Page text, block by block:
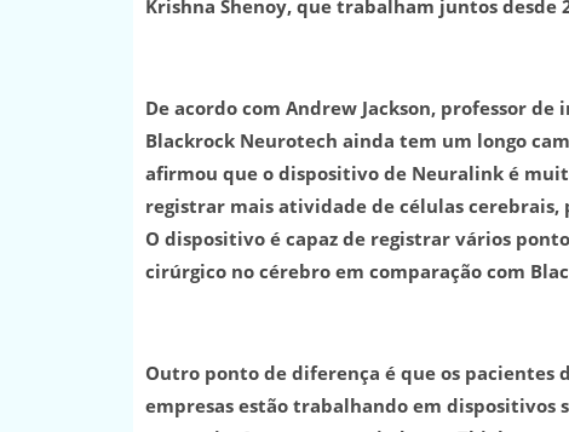
Krishna Shenoy, que trabalham juntos
De acordo com Andrew Jackson, professor
Blackrock Neurotech ainda tem um longo
afirmou que o dispositivo de Neuralink é
registrar mais atividade de células cerebrais,
O dispositivo é capaz de registrar vários
cirúrgico no cérebro em comparação com
Outro ponto de diferença é que os pacientes
empresas estão trabalhando em dispositivos